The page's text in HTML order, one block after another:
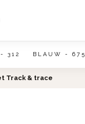
312 BLAUW - 675
Track & trace